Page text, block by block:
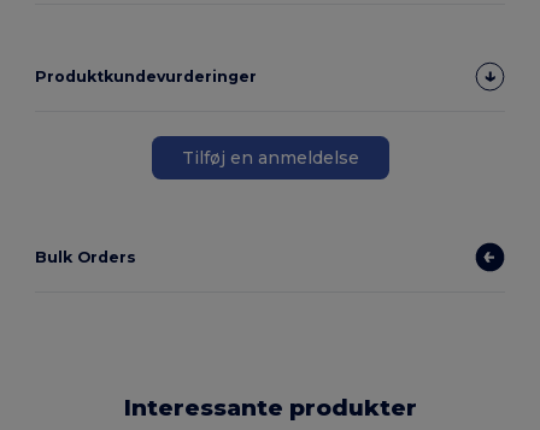
Produktkundevurderinger
Tilføj en anmeldelse
Bulk Orders
Interessante produkter